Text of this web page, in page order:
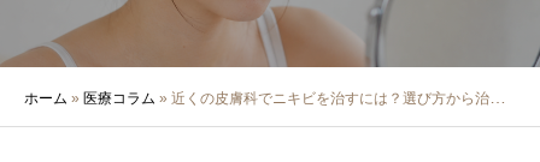
ホーム » 医療コラム » 近くの皮膚科でニキビを治すには？選び方から治療法まで徹底解説
院長・医師の紹介